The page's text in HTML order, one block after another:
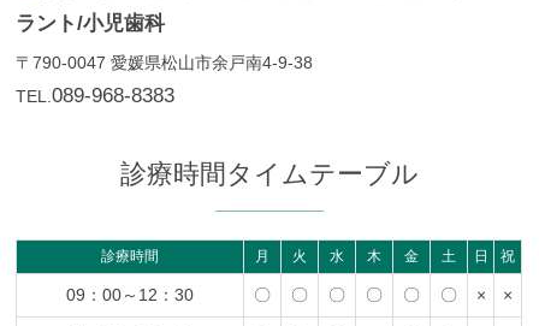
〒790-0047愛媛県松山市余戸南4-9-38
TEL.089-968-8383
診療時間タイムテーブル
診療時間 月 火 水 木 金 土 日 祝
09：00～12：30 〇 〇 〇 〇 〇 〇 × ×